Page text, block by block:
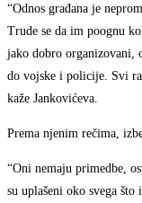
“Odnos građana je
Trude se da im poognu
jako dobro organizovani,
do vojske i policije. Svi
kaže Jankovićeva.
Prema njenim rečima,
“Oni nemaju primedbe,
su uplašeni oko svega što